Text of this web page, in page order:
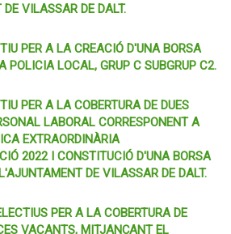
VILASSAR DE DALT.
PER A LA CREACIÓ D'UNA BORSA
POLICIA LOCAL, GRUP C SUBGRUP C2.
PER A LA COBERTURA DE DUES
LABORAL CORRESPONENT A
EXTRAORDINÀRIA
2022 I CONSTITUCIÓ D'UNA BORSA
DE VILASSAR DE DALT.
PER A LA COBERTURA DE
VACANTS, MITJANÇANT EL